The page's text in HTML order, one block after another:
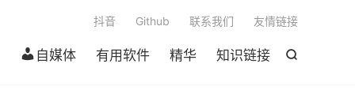

自媒体 有用软件 精华 知识链接
抖音 Github 联系我们 友情链接